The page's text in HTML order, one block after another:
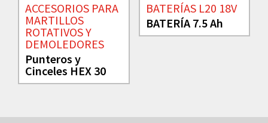
ACCESORIOS PARA
MARTILLOS
ROTATIVOS Y
DEMOLEDORES
Punteros y
Cinceles HEX 30
BATERÍAS L20 18V
BATERÍA 7.5 Ah